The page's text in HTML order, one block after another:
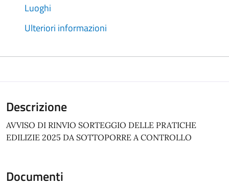
Luoghi
Ulteriori informazioni
Descrizione
AVVISO DI RINVIO SORTEGGIO DELLE PRATICHE
EDILIZIE 2025 DA SOTTOPORRE A CONTROLLO
Documenti